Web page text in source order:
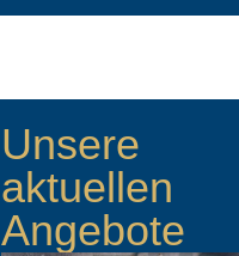
Unsere
aktuellen
Angebote